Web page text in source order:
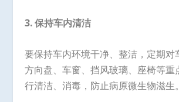
3. 保持车内清洁
要保持车内环境干净、整洁，定期对
方向盘、车窗、挡风玻璃、座椅等重
行清洁、消毒，防止病原微生物滋生。